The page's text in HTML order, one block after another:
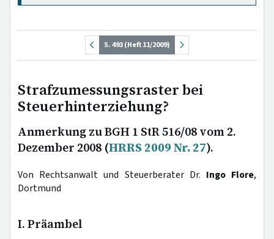
S. 493 (Heft 11/2009)
Strafzumessungsraster bei
Steuerhinterziehung?
Anmerkung zu BGH 1 StR 516/08 vom 2.
Dezember 2008 (HRRS 2009 Nr. 27).
Von Rechtsanwalt und Steuerberater Dr. Ingo Flore,
Dortmund
I. Präambel